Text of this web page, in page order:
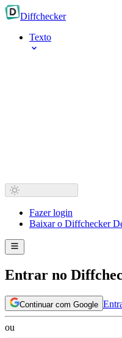
Diffchecker
Texto
Fazer login
Baixar o Diffchecker
Entrar no
Continuar com Google
ou